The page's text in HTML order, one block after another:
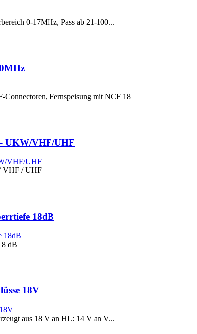
0-17MHz, Pass ab 21-100...
Connectoren, Fernspeisung mit NCF 18
UKW/VHF/UHF
VHF / UHF
18dB
dB
18V
aus 18 V an HL: 14 V an V...